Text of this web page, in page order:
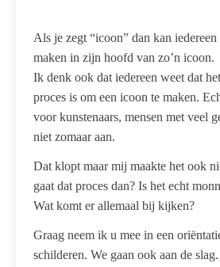
Als je zegt “icoon” dan kan
maken in zijn hoofd van zo’n icoon.
Ik denk ook dat iedereen weet dat
proces is om een icoon te maken.
voor kunstenaars, mensen met veel
niet zomaar aan.
Dat klopt maar mij maakte het ook
gaat dat proces dan? Is het echt
Wat komt er allemaal bij kijken?
Graag neem ik u mee in een
schilderen. We gaan ook aan de